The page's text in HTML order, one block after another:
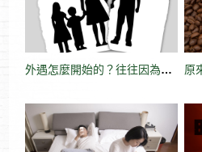
外遇怎麼開始的？往往因為夫妻有了糾結而不敢溝通，最後變得很嚴重